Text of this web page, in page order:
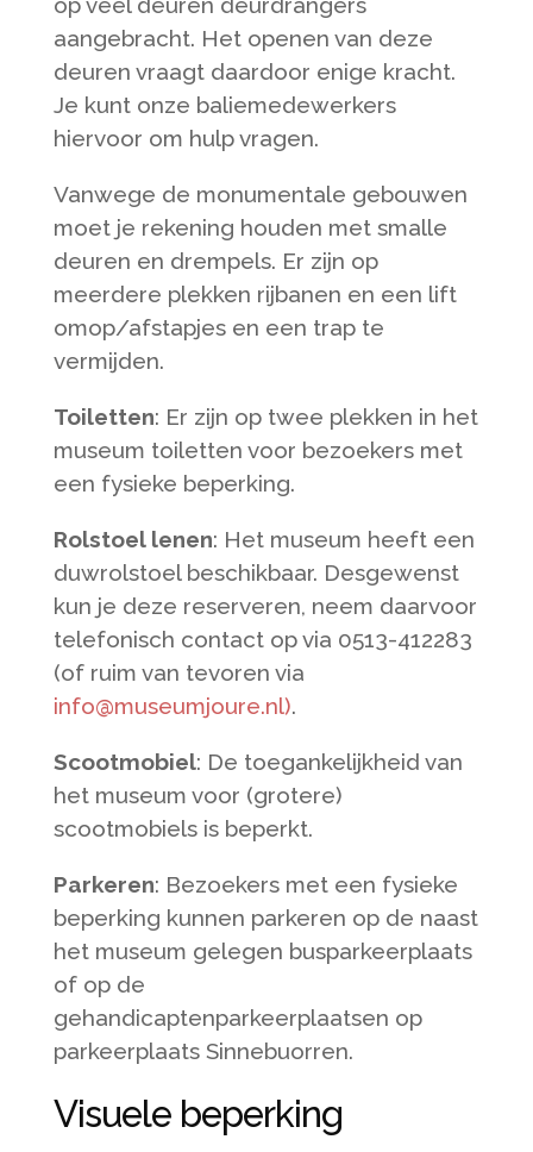
aangebracht. Het openen van deze
deuren vraagt daardoor enige kracht.
Je kunt onze baliemedewerkers
hiervoor om hulp vragen.
Vanwege de monumentale gebouwen
moet je rekening houden met smalle
deuren en drempels. Er zijn op
meerdere plekken rijbanen en een lift
omop/afstapjes en een trap te
vermijden.
Toiletten: Er zijn op twee plekken in het
museum toiletten voor bezoekers met
een fysieke beperking.
Rolstoel lenen: Het museum heeft een
duwrolstoel beschikbaar. Desgewenst
kun je deze reserveren, neem daarvoor
telefonisch contact op via 0513-412283
(of ruim van tevoren via
info@museumjoure.nl).
Scootmobiel: De toegankelijkheid van
het museum voor (grotere)
scootmobiels is beperkt.
Parkeren: Bezoekers met een fysieke
beperking kunnen parkeren op de naast
het museum gelegen busparkeerplaats
of op de
gehandicaptenparkeerplaatsen op
parkeerplaats Sinnebuorren.
Visuele beperking